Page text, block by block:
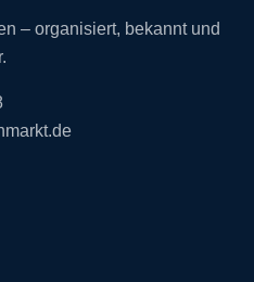
– organisiert, bekannt und